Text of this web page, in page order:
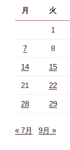
月
火
1
7 8
14 15
21 22
28 29
« 7月 9月 »